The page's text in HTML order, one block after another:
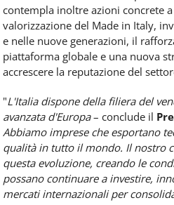
contempla inoltre azioni concrete
valorizzazione del Made in Italy,
e nelle nuove generazioni, il
piattaforma globale e una nuova
accrescere la reputazione del
"L'Italia dispone della filiera del
avanzata d'Europa– conclude il
Abbiamo imprese che esportano
qualità in tutto il mondo. Il nostro
questa evoluzione, creando le
possano continuare a investire,
mercati internazionali per